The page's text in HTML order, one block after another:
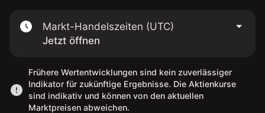
Markt-Handelszeiten (UTC)
Jetzt öffnen
Frühere Wertentwicklungen sind kein zuverlässiger
Indikator für zukünftige Ergebnisse. Die Aktienkurse
sind indikativ und können von den aktuellen
Marktpreisen abweichen.